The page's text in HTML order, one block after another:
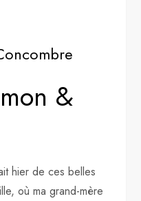
&
hier de ces belles
où ma grand-mère